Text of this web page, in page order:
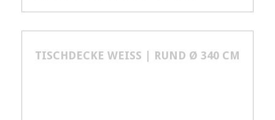
Artikelnummer
21114
17,00€
TISCHDECKE WEISS | RUND Ø 340 CM